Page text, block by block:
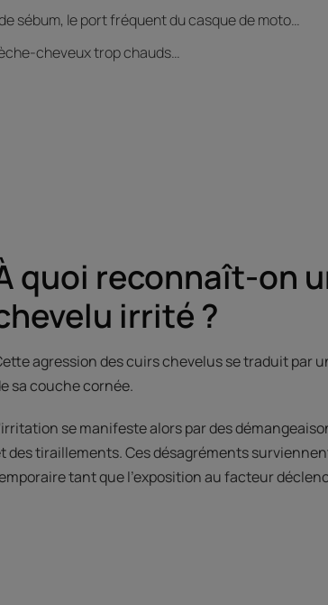
sébum, le port fréquent du casque de moto…
cheveux trop chauds…
quoi reconnaît-on
irrité ?
agression des cuirs chevelus se traduit par
sa couche cornée.
se manifeste alors par des
des tiraillements. Ces désagréments
tant que l’exposition au facteur